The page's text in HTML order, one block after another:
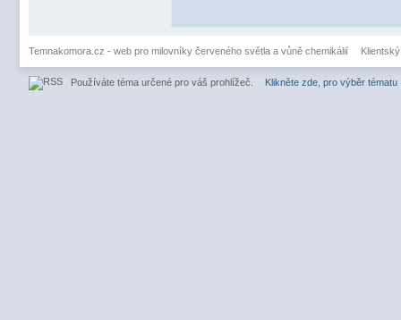
Temnakomora.cz - web pro milovníky červeného světla a vůně chemikálií
Používáte téma určené pro váš prohlížeč. Klikněte zde, pro výběr tématu